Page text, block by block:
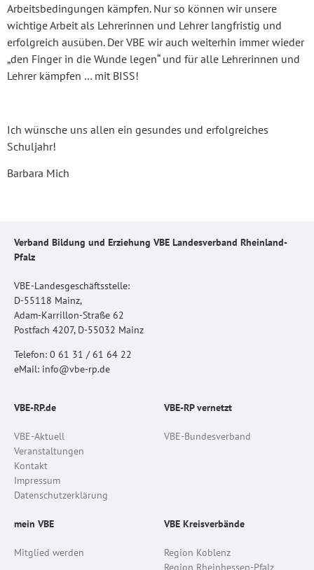
Arbeitsbedingungen kämpfen. Nur so können wir unsere
wichtige Arbeit als Lehrerinnen und Lehrer langfristig und
erfolgreich ausüben. Der VBE wir auch weiterhin immer wieder
„den Finger in die Wunde legen“ und für alle Lehrerinnen und
Lehrer kämpfen … mit BISS!
Ich wünsche uns allen ein gesundes und erfolgreiches
Schuljahr!
Barbara Mich
Verband Bildung und Erziehung VBE Landesverband Rheinland-
Pfalz
VBE-Landesgeschäftsstelle:
D-55118 Mainz,
Adam-Karrillon-Straße 62
Postfach 4207, D-55032 Mainz
Telefon: 0 61 31 / 61 64 22
eMail: info@vbe-rp.de
VBE-RP.de
VBE-Aktuell
Veranstaltungen
Kontakt
Impressum
Datenschutzerklärung
VBE-RP vernetzt
VBE-Bundesverband
mein VBE
Mitglied werden
VBE Kreisverbände
Region Koblenz